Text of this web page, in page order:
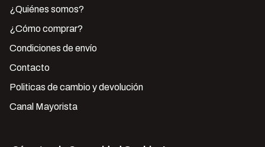
¿Quiénes somos?
¿Cómo comprar?
Condiciones de envío
Contacto
Politicas de cambio y devolución
Canal Mayorista